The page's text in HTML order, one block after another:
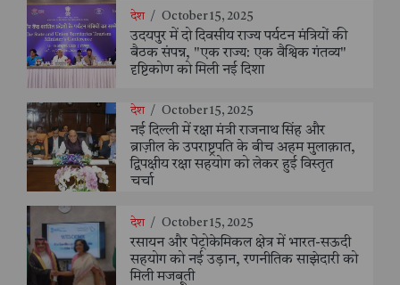
देश / October 15, 2025
उदयपुर में दो दिवसीय राज्य पर्यटन मंत्रियों की
बैठक संपन्न, "एक राज्य: एक वैश्विक गंतव्य"
दृष्टिकोण को मिली नई दिशा
देश / October 15, 2025
नई दिल्ली में रक्षा मंत्री राजनाथ सिंह और
ब्राज़ील के उपराष्ट्रपति के बीच अहम मुलाक़ात,
द्विपक्षीय रक्षा सहयोग को लेकर हुई विस्तृत
चर्चा
देश / October 15, 2025
रसायन और पेट्रोकेमिकल क्षेत्र में भारत-सऊदी
सहयोग को नई उड़ान, रणनीतिक साझेदारी को
मिली मजबूती